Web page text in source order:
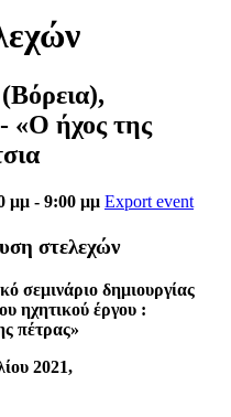
«Ο ήχος της
μμ - 9:00 μμ Export event
στελεχών
σεμινάριο δημιουργίας
ηχητικού έργου :
πέτρας»
2021,